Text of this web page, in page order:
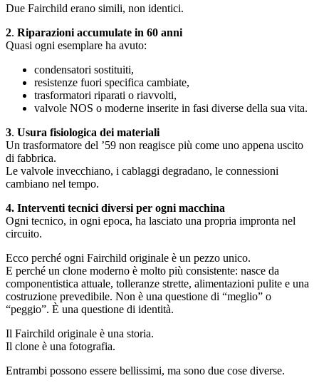
Due Fairchild erano simili, non identici.
2. Riparazioni accumulate in 60 anni
Quasi ogni esemplare ha avuto:
condensatori sostituiti,
resistenze fuori specifica cambiate,
trasformatori riparati o riavvolti,
valvole NOS o moderne inserite in fasi diverse della sua vita.
3. Usura fisiologica dei materiali
Un trasformatore del ’59 non reagisce più come uno appena uscito
di fabbrica.
Le valvole invecchiano, i cablaggi degradano, le connessioni
cambiano nel tempo.
4. Interventi tecnici diversi per ogni macchina
Ogni tecnico, in ogni epoca, ha lasciato una propria impronta nel
circuito.
Ecco perché ogni Fairchild originale è un pezzo unico.
E perché un clone moderno è molto più consistente: nasce da
componentistica attuale, tolleranze strette, alimentazioni pulite e una
costruzione prevedibile. Non è una questione di “meglio” o
“peggio”. È una questione di identità.
Il Fairchild originale è una storia.
Il clone è una fotografia.
Entrambi possono essere bellissimi, ma sono due cose diverse.